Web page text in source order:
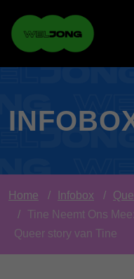
Home Infobox
Tine Neemt Ons
Queer story van Tine